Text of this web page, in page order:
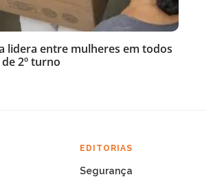
lidera entre mulheres em todos
2º turno
EDITORIAS
Segurança